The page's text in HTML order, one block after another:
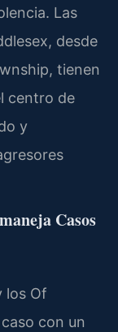
Las
desde
tienen
centro de
y
Casos
los Of
con un